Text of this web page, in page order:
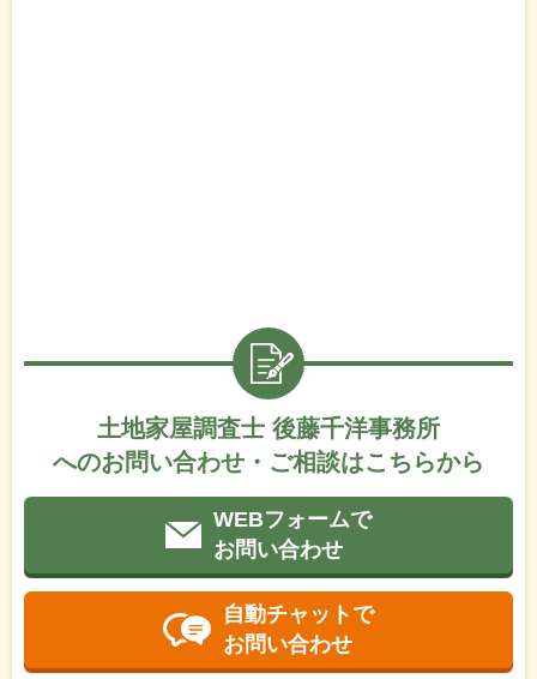
土地家屋調査士 後藤千洋事務所
へのお問い合わせ・ご相談はこちらから
WEBフォームで
お問い合わせ
自動チャットで
お問い合わせ